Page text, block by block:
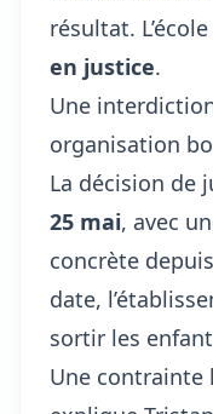
résultat.
en justice.
Une
organisation
La décision de
25 mai, avec
concrète depuis
date,
sortir les
Une contrainte